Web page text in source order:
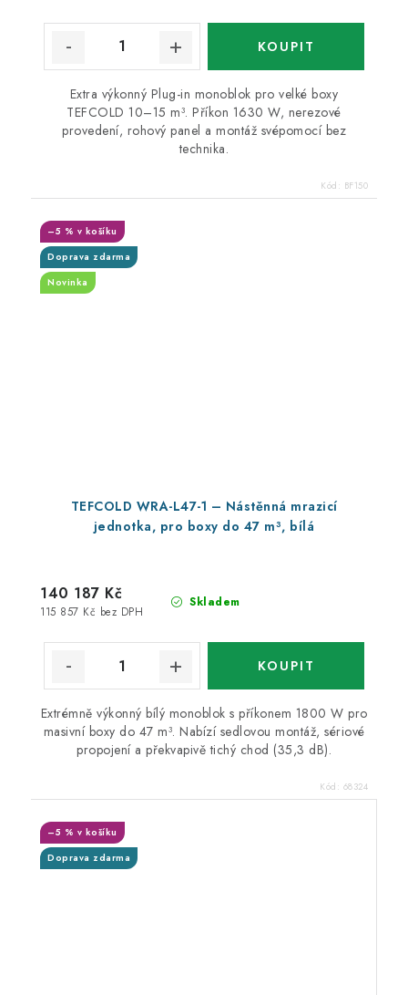
Extra výkonný Plug-in monoblok pro velké boxy
TEFCOLD 10–15 m³. Příkon 1630 W, nerezové
provedení, rohový panel a montáž svépomocí bez
technika.
Kód: BF150
TEFCOLD WRA-L47-1 – Nástěnná mrazicí
jednotka, pro boxy do 47 m³, bílá
Doprava zdarma
Novinka
–5 % v košíku
Skladem
115 857 Kč bez DPH
140 187 Kč
Extrémně výkonný bílý monoblok s příkonem 1800 W pro
masivní boxy do 47 m³. Nabízí sedlovou montáž, sériové
propojení a překvapivě tichý chod (35,3 dB).
Kód: 68324
Doprava zdarma
–5 % v košíku